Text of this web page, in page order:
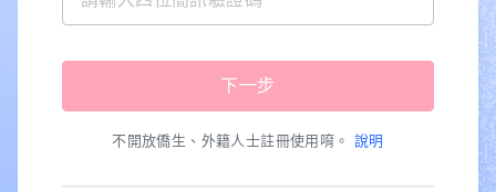
不開放僑生、外籍人士註冊使用唷。 說明